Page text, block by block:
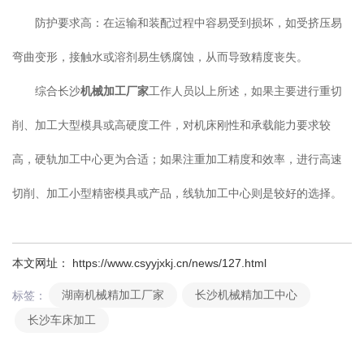
防护要求高：在运输和装配过程中容易受到损坏，如受挤压易
弯曲变形，接触水或溶剂易生锈腐蚀，从而导致精度丧失。
综合长沙机械加工厂家工作人员以上所述，如果主要进行重切
削、加工大型模具或高硬度工件，对机床刚性和承载能力要求较
高，硬轨加工中心更为合适；如果注重加工精度和效率，进行高速
切削、加工小型精密模具或产品，线轨加工中心则是较好的选择。
本文网址： https://www.csyyjxkj.cn/news/127.html
标签： 湖南机械精加工厂家
长沙机械精加工中心
长沙车床加工